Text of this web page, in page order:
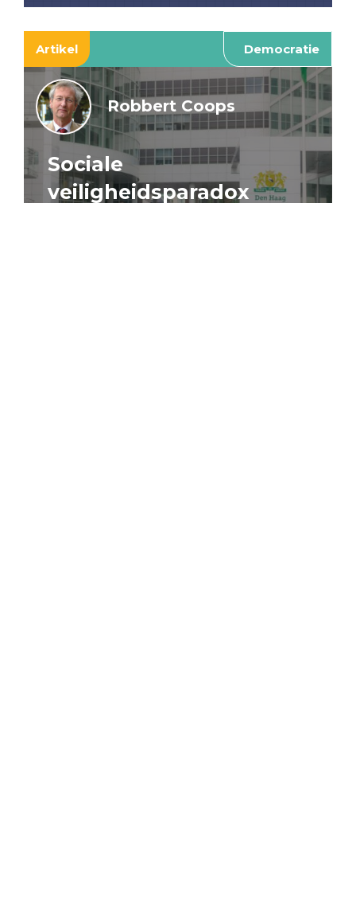
Artikel Democratie
Robbert Coops
Sociale
veiligheidsparadox